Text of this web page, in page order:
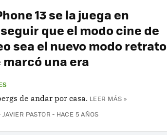
13 se la juega en
que el modo cine de
sea el nuevo modo retrato
marcó una era
de andar por casa. LEER MÁS »
JAVIER PASTOR HACE 5 AÑOS